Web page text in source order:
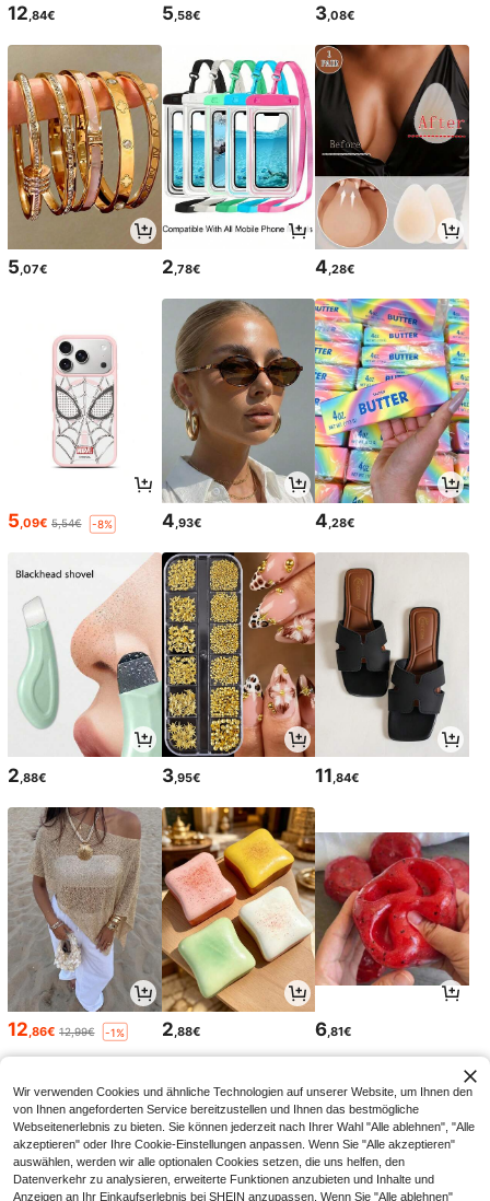
12 ,84€ 5 ,58€ 3 ,08€
5,07€ 2,78€ 4,28€
5,09€ 5,54€ -8% 4,93€ 4,28€
2 ,88€ 3,95€ 11 ,84€
12 ,86€ 12,99€ -1% 2 ,88€ 6 ,81€
Wir verwenden Cookies und ähnliche Technologien auf unserer Website, um Ihnen den
von Ihnen angeforderten Service bereitzustellen und Ihnen das bestmögliche
Webseitenerlebnis zu bieten. Sie können jederzeit nach Ihrer Wahl "Alle ablehnen", "Alle
akzeptieren" oder Ihre Cookie-Einstellungen anpassen. Wenn Sie "Alle akzeptieren"
auswählen, werden wir alle optionalen Cookies setzen, die uns helfen, den
Datenverkehr zu analysieren, erweiterte Funktionen anzubieten und Inhalte und
Anzeigen an Ihr Einkaufserlebnis bei SHEIN anzupassen. Wenn Sie "Alle ablehnen"